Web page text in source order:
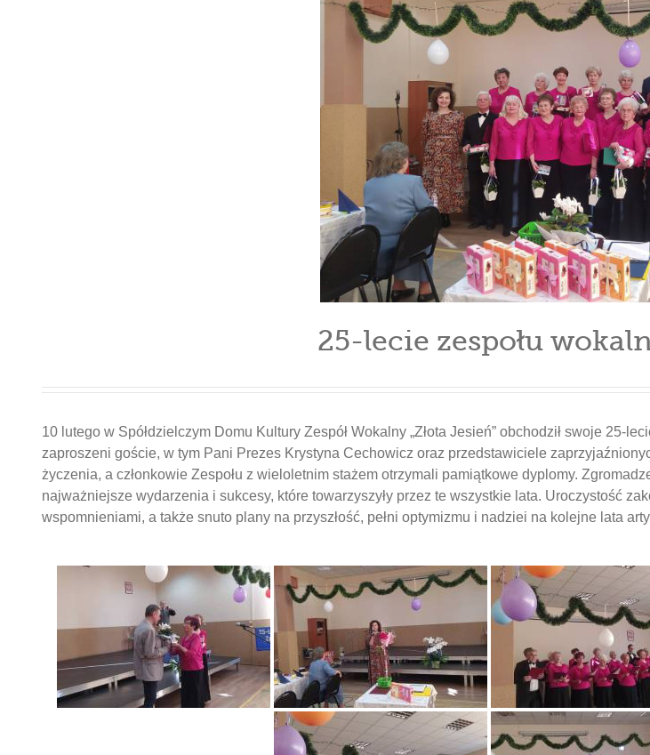
25-lecie zespołu
10 lutego w Spółdzielczym Domu Kultury Zespół Wokalny „Złota Jesień” obchodził swoje 25-
zaproszeni goście, w tym Pani Prezes Krystyna Cechowicz oraz przedstawiciele
życzenia, a członkowie Zespołu z wieloletnim stażem otrzymali pamiątkowe dyplomy.
najważniejsze wydarzenia i sukcesy, które towarzyszyły przez te wszystkie lata. Uroczystość
wspomnieniami, a także snuto plany na przyszłość, pełni optymizmu i nadziei na kolejne lata